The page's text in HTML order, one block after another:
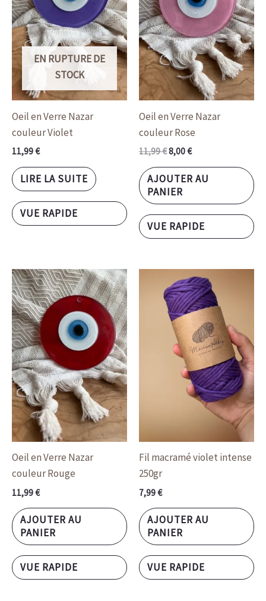
EN RUPTURE DE
STOCK
Oeil en Verre Nazar
couleur Violet
11,99€
LIRE LA SUITE
VUE RAPIDE
Oeil en Verre Nazar
couleur Rose
11,99€8,00€
AJOUTER AU
PANIER
VUE RAPIDE
Oeil en Verre Nazar
couleur Rouge
11,99€
AJOUTER AU
PANIER
VUE RAPIDE
Fil macramé violet intense
250gr
7,99€
AJOUTER AU
PANIER
VUE RAPIDE